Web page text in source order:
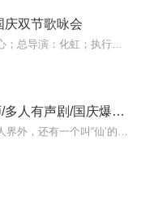
庆双节歌咏会
【国庆钜献】奇幻魔法师/多人有声剧/国庆爆更七天乐